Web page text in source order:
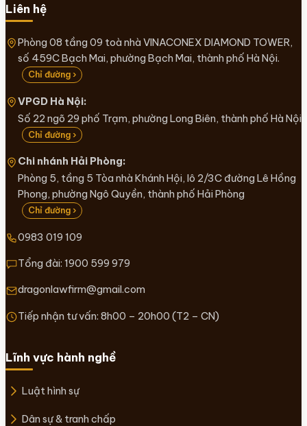
Liên hệ
Phòng 08 tầng 09 toà nhà VINACONEX DIAMOND TOWER,
số 459C Bạch Mai, phường Bạch Mai, thành phố Hà Nội.
Chỉ đường ›
VPGD Hà Nội:
Số 22 ngõ 29 phố Trạm, phường Long Biên, thành phố Hà Nội
Chỉ đường ›
Chi nhánh Hải Phòng:
Phòng 5, tầng 5 Tòa nhà Khánh Hội, lô 2/3C đường Lê Hồng
Phong, phường Ngô Quyền, thành phố Hải Phòng
Chỉ đường ›
0983 019 109
Tổng đài: 1900 599 979
dragonlawfirm@gmail.com
Tiếp nhận tư vấn: 8h00 – 20h00 (T2 – CN)
Lĩnh vực hành nghề
Luật hình sự
Dân sự & tranh chấp